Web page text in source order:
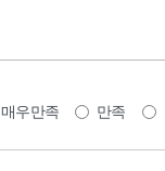
매우만족 만족